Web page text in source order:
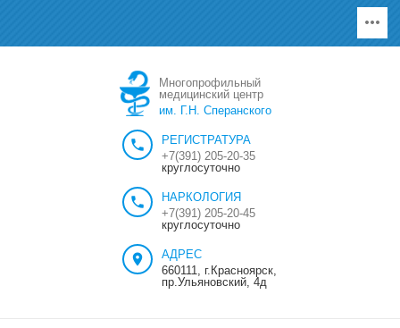
Многопрофильный
медицинский центр
им. Г.Н. Сперанского
РЕГИСТРАТУРА
+7(391) 205-20-35
круглосуточно
НАРКОЛОГИЯ
+7(391) 205-20-45
круглосуточно
АДРЕС
660111, г.Красноярск,
пр.Ульяновский, 4д